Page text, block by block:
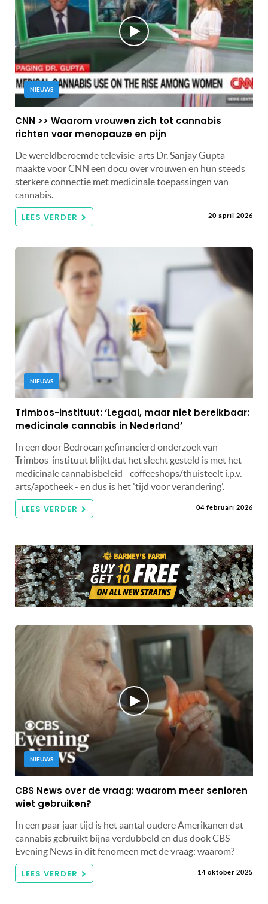
NIEUWS
CNN >> Waarom vrouwen zich tot cannabis
richten voor menopauze en pijn
De wereldberoemde televisie-arts Dr. Sanjay Gupta
maakte voor CNN een docu over vrouwen en hun steeds
sterkere connectie met medicinale toepassingen van
cannabis.
LEES VERDER 20 april 2026
NIEUWS
Trimbos-instituut: ‘Legaal, maar niet bereikbaar:
medicinale cannabis in Nederland’
In een door Bedrocan gefinancierd onderzoek van
Trimbos-instituut blijkt dat het slecht gesteld is met het
medicinale cannabisbeleid - coffeeshops/thuisteelt i.p.v.
arts/apotheek - en dus is het 'tijd voor verandering'.
LEES VERDER 04 februari 2026
NIEUWS
CBS News over de vraag: waarom meer senioren
wiet gebruiken?
In een paar jaar tijd is het aantal oudere Amerikanen dat
cannabis gebruikt bijna verdubbeld en dus dook CBS
Evening News in dit fenomeen met de vraag: waarom?
LEES VERDER 14 oktober 2025